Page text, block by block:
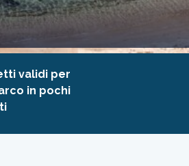
validi per
in pochi